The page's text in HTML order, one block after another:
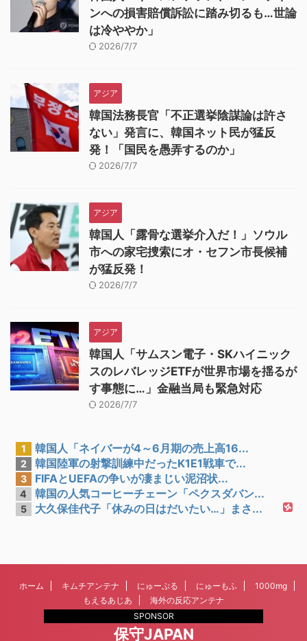
SPONSOR
ンへの損害賠償訴訟に踏み切るも…世論
は冷ややか」
2026/7/7
アジア
韓国法務長官「不正選挙陰謀論は許さ
ない」発言に、韓国ネット民が猛反
発！「国民を愚弄するのか」
2026/7/7
アジア
韓国人「露骨な選挙介入だ！」ソウル
市への家宅捜索にオ・セフン市長候補
が猛反発！
2026/7/7
アジア
韓国人「サムスン電子・SKハイニック
スのレバレッジETFが世界市場を揺るが
す事態に…」金融当局も緊急対応
2026/7/7
1 韓国人「ネイバーが4～6月期の売上高16...
2 韓国陸軍の射撃訓練中だったK1E1戦車で...
3 FIFAとUEFAの争いが凄まじい泥沼状...
4 韓国の人気コーヒーチェーン「ペクスダバン...
5 大久保佳代子「休みの日はだいたい…」まさ...
ホーム キムチアンテナ にゅーぷる にゅーもふ
1000mg
もえるあじあ
海外の反応アンテナ
保守JAPAN